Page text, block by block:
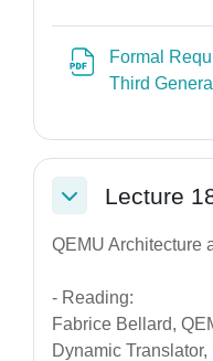
Formal
Third
Σύμπτυξη
Lecture
QEMU Architecture
- Reading:
Fabrice Bellard,
Dynamic